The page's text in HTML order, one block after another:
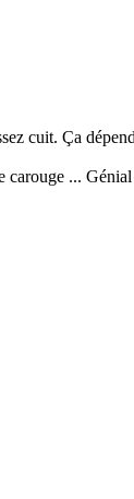
cuit. Ça
carouge ... Génial